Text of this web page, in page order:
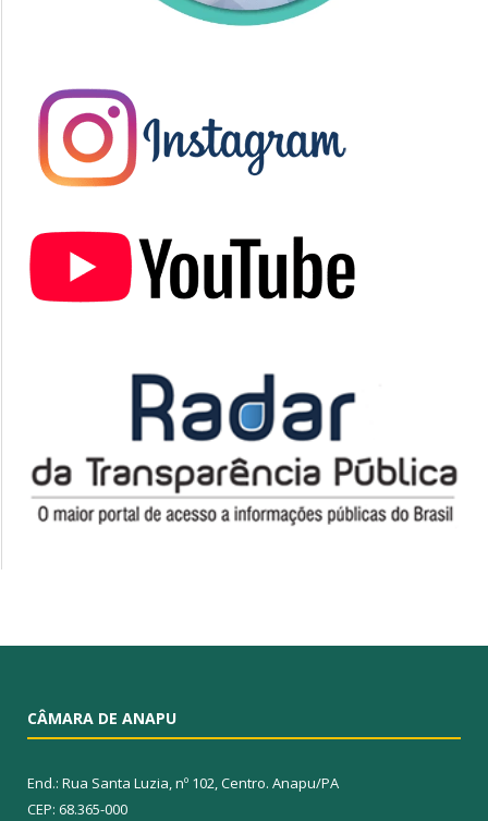
CÂMARA DE ANAPU
End.: Rua Santa Luzia, nº 102, Centro. Anapu/PA
CEP: 68.365-000